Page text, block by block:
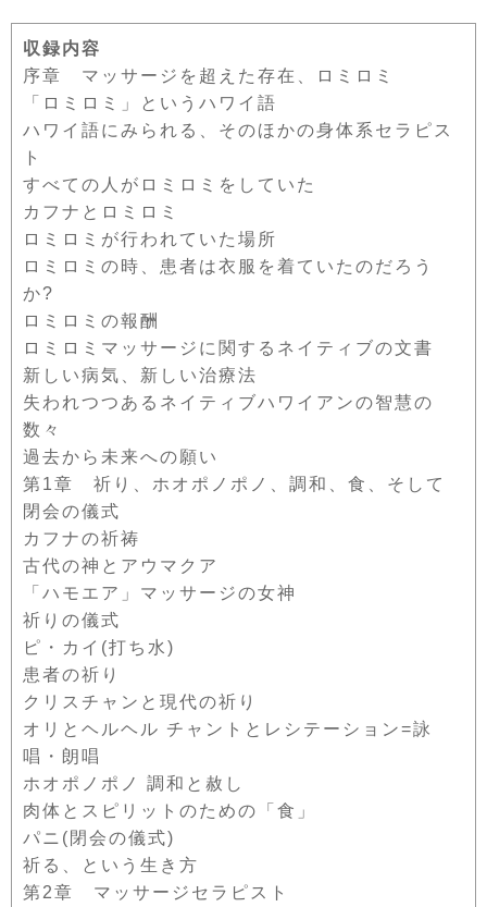
収録内容
序章 マッサージを超えた存在、ロミロミ
「ロミロミ」というハワイ語
ハワイ語にみられる、そのほかの身体系セラピス
ト
すべての人がロミロミをしていた
カフナとロミロミ
ロミロミが行われていた場所
ロミロミの時、患者は衣服を着ていたのだろう
か?
ロミロミの報酬
ロミロミマッサージに関するネイティブの文書
新しい病気、新しい治療法
失われつつあるネイティブハワイアンの智慧の
数々
過去から未来への願い
第1章 祈り、ホオポノポノ、調和、食、そして
閉会の儀式
カフナの祈祷
古代の神とアウマクア
「ハモエア」マッサージの女神
祈りの儀式
ピ・カイ(打ち水)
患者の祈り
クリスチャンと現代の祈り
オリとヘルヘル チャントとレシテーション=詠
唱・朗唱
ホオポノポノ 調和と赦し
肉体とスピリットのための「食」
パニ(閉会の儀式)
祈る、という生き方
第2章 マッサージセラピスト